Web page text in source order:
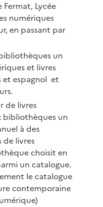
Fermat, Lycée
numériques
en passant par
un
et livres
et espagnol et
de livres
bibliothèques un
à des
livres
choisit en
un catalogue.
le catalogue
contemporaine